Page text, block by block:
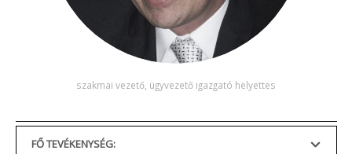
szakmai vezető, ügyvezető igazgató helyettes
FŐ TEVÉKENYSÉG: